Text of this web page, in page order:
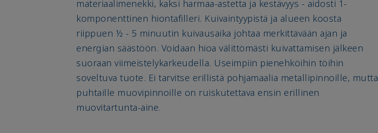
materiaalimenekki, kaksi harmaa-astetta ja kestävyys - aidosti 1-
komponenttinen hiontafilleri. Kuivaintyypistä ja alueen koosta
riippuen ½ - 5 minuutin kuivausaika johtaa merkittävään ajan ja
energian säästöön. Voidaan hioa välittömästi kuivattamisen jälkeen
suoraan viimeistelykarkeudella. Useimpiin pienehköihin töihin
soveltuva tuote. Ei tarvitse erillistä pohjamaalia metallipinnoille, mutta
puhtaille muovipinnoille on ruiskutettava ensin erillinen
muovitartunta-aine.